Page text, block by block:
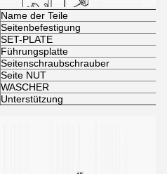
Name der Teile
Seitenbefestigung
SET-PLATE
Führungsplatte
Seitenschraubschrauber
Seite NUT
WASCHER
Unterstützung